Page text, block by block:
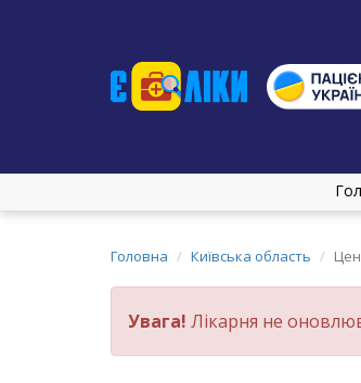
Головна Київська область
Увага! Лікарня не